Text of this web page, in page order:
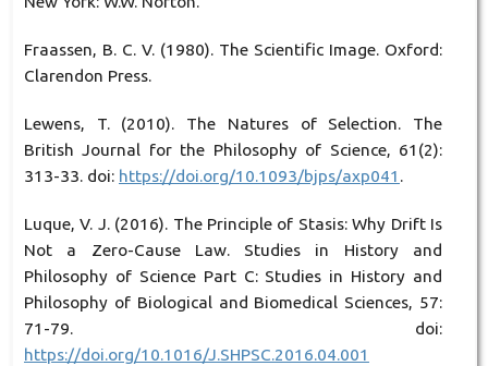
Fraassen, B. C. V. (1980). The Scientific Image. Oxford:
Clarendon Press.
Lewens, T. (2010). The Natures of Selection. The
British Journal for the Philosophy of Science, 61(2):
313-33. doi: https://doi.org/10.1093/bjps/axp041 .
Luque, V. J. (2016). The Principle of Stasis: Why Drift Is
Not a Zero-Cause Law. Studies in History and
Philosophy of Science Part C: Studies in History and
Philosophy of Biological and Biomedical Sciences, 57:
71-79. doi:
https://doi.org/10.1016/J.SHPSC.2016.04.001